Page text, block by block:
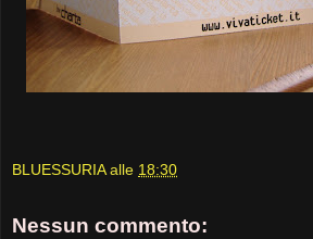
BLUESSURIA alle 18:30
Nessun commento: